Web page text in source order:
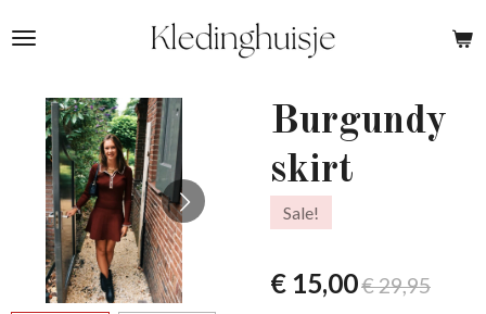
direct
hoofdinhoud
Burgundy
skirt
Sale!
€ 15,00€ 29,95